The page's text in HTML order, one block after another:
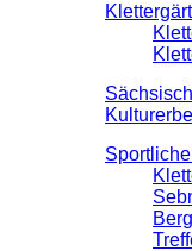
Kulturerbe